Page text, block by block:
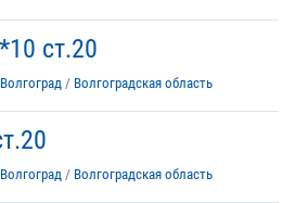
ст.20
Волгоград / Волгоградская область
Волгоград / Волгоградская область